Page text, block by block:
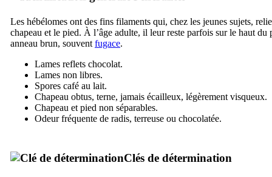
Les hébélomes ont des fins filaments qui, chez les jeunes sujets,
chapeau et le pied. À l’âge adulte, il leur reste parfois sur le haut du
anneau brun, souvent fugace.
Lames reflets chocolat.
Lames non libres.
Spores café au lait.
Chapeau obtus, terne, jamais écailleux, légèrement visqueux.
Chapeau et pied non séparables.
Odeur fréquente de radis, terreuse ou chocolatée.
Clés de détermination